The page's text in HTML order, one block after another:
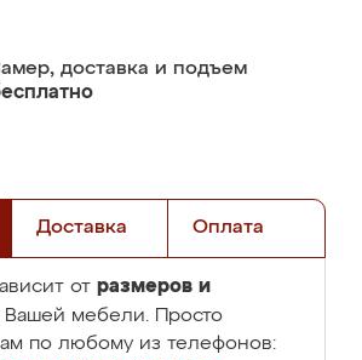
доставка и подъем
Доставка Оплата
от размеров и
Вашей мебели. Просто
по любому из телефонов: